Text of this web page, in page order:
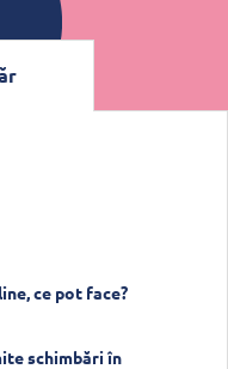
ce pot face?
schimbări în